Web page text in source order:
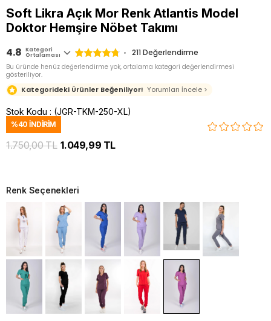
Soft Likra Açık Mor Renk Atlantis Model
Doktor Hemşire Nöbet Takımı
4.8 Kategori
Ortalaması 211 Değerlendirme
Bu üründe henüz değerlendirme yok, ortalama kategori değerlendirmesi
gösteriliyor.
Kategorideki Ürünler Beğeniliyor! Yorumları İncele >
Stok Kodu (JGR-TKM-250-XL)
%40 İNDIRIM
1.750,00 TL 1.049,99 TL
Renk Seçenekleri